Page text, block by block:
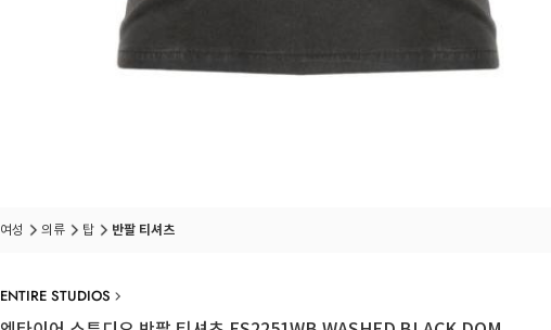
여성 의류 탑 반팔 티셔츠
ENTIRE STUDIOS